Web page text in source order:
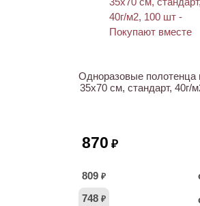
Одноразовые полотенца
35х70 см, стандарт, 40г/
870 ₽
809 ₽
748 ₽